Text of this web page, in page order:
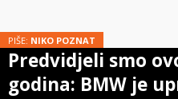
PIŠE: NIKO POZNAT
Predvidjeli smo
godina: BMW je